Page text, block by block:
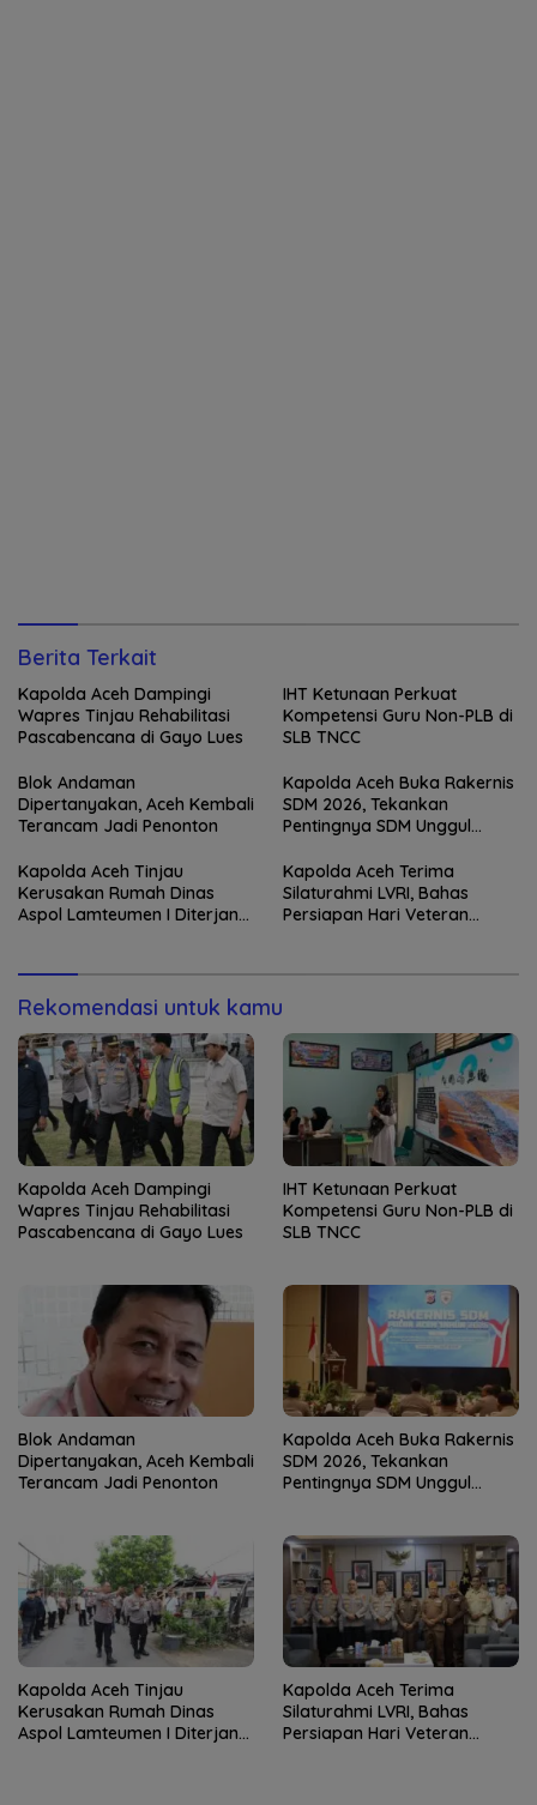
Berita Terkait
Kapolda Aceh Dampingi
Wapres Tinjau Rehabilitasi
Pascabencana di Gayo Lues
IHT Ketunaan Perkuat
Kompetensi Guru Non-PLB di
SLB TNCC
Blok Andaman
Dipertanyakan, Aceh Kembali
Terancam Jadi Penonton
Kapolda Aceh Buka Rakernis
SDM 2026, Tekankan
Pentingnya SDM Unggul
Humanis
Kapolda Aceh Tinjau
Kerusakan Rumah Dinas
Aspol Lamteumen I Diterjang
Kapolda Aceh Terima
Silaturahmi LVRI, Bahas
Persiapan Hari Veteran
Rekomendasi untuk kamu
Kapolda Aceh Dampingi
Wapres Tinjau Rehabilitasi
Pascabencana di Gayo Lues
IHT Ketunaan Perkuat
Kompetensi Guru Non-PLB di
SLB TNCC
Blok Andaman
Dipertanyakan, Aceh Kembali
Terancam Jadi Penonton
Kapolda Aceh Buka Rakernis
SDM 2026, Tekankan
Pentingnya SDM Unggul
Kapolda Aceh Tinjau
Kerusakan Rumah Dinas
Aspol Lamteumen I Diterjang
Kapolda Aceh Terima
Silaturahmi LVRI, Bahas
Persiapan Hari Veteran